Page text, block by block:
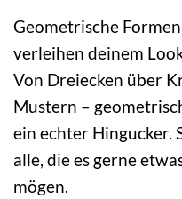
Geometrische
verleihen deinem
Von Dreiecken über
Mustern –
ein echter Hingucker.
alle, die es gerne
mögen.